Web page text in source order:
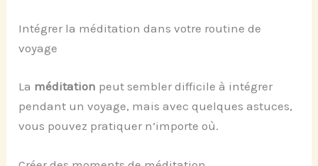
Intégrer la méditation dans votre routine de
voyage
La méditation peut sembler difficile à intégrer
pendant un voyage, mais avec quelques astuces,
vous pouvez pratiquer n’importe où.